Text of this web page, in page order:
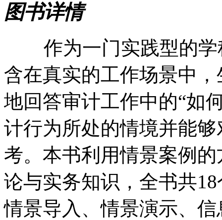
图书详情
作为一门实践型的学
含在真实的工作场景中
地回答审计工作中的“如
计行为所处的情境并能
考。本书利用情景案例
论与实务知识，全书共
情景导入、情景演示、